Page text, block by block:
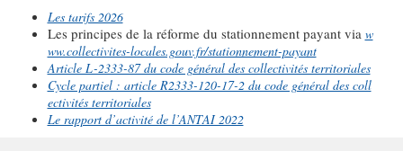
Les tarifs 2026
Les principes de la réforme du stationnement payant via w
ww.collectivites-locales.gouv.fr/stationnement-payant
Article L-2333-87 du code général des collectivités territoriales
Cycle partiel : article R2333-120-17-2 du code général des coll
ectivités territoriales
Le rapport d’activité de l’ANTAI 2022